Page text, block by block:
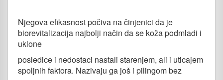
Njegova efikasnost počiva na činjenici da je
biorevitalizacija najbolji način da se koža podmladi i
uklone
posledice i nedostaci nastali starenjem, ali i uticajem
spoljnih faktora. Nazivaju ga još i pilingom bez